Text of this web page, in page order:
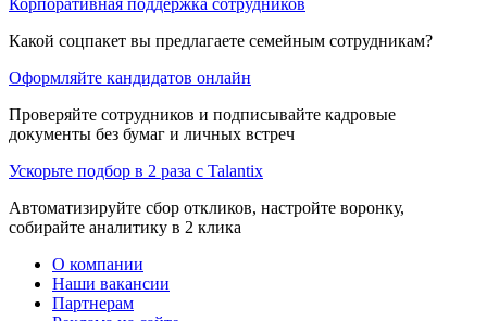
Какой соцпакет вы предлагаете семейным сотрудникам?
Оформляйте кандидатов онлайн
Проверяйте сотрудников и подписывайте кадровые
документы без бумаг и личных встреч
Ускорьте подбор в 2 раза с Talantix
Автоматизируйте сбор откликов, настройте воронку,
собирайте аналитику в 2 клика
О компании
Наши вакансии
Партнерам